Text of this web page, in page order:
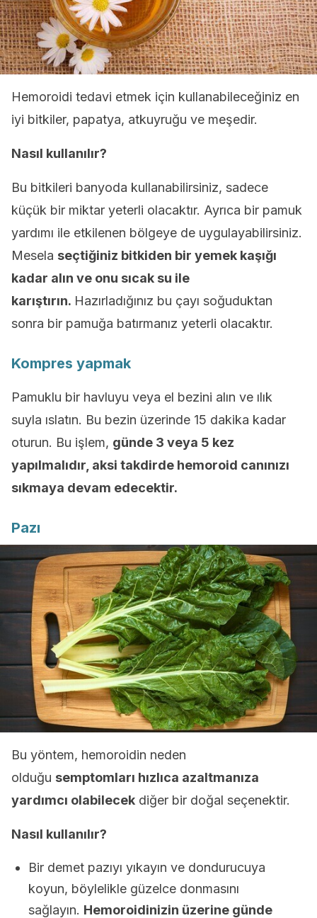
Hemoroidi tedavi etmek için kullanabileceğiniz en
iyi bitkiler, papatya, atkuyruğu ve meşedir.
Nasıl kullanılır?
Bu bitkileri banyoda kullanabilirsiniz, sadece
küçük bir miktar yeterli olacaktır. Ayrıca bir pamuk
yardımı ile etkilenen bölgeye de uygulayabilirsiniz.
Mesela seçtiğiniz bitkiden bir yemek kaşığı
kadar alın ve onu sıcak su ile
karıştırın. Hazırladığınız bu çayı soğuduktan
sonra bir pamuğa batırmanız yeterli olacaktır.
Kompres yapmak
Pamuklu bir havluyu veya el bezini alın ve ılık
suyla ıslatın. Bu bezin üzerinde 15 dakika kadar
oturun. Bu işlem, günde 3 veya 5 kez
yapılmalıdır, aksi takdirde hemoroid canınızı
sıkmaya devam edecektir.
Pazı
Bu yöntem, hemoroidin neden
olduğu semptomları hızlıca azaltmanıza
yardımcı olabilecek diğer bir doğal seçenektir.
Nasıl kullanılır?
Bir demet pazıyı yıkayın ve dondurucuya
koyun, böylelikle güzelce donmasını
sağlayın. Hemoroidinizin üzerine günde